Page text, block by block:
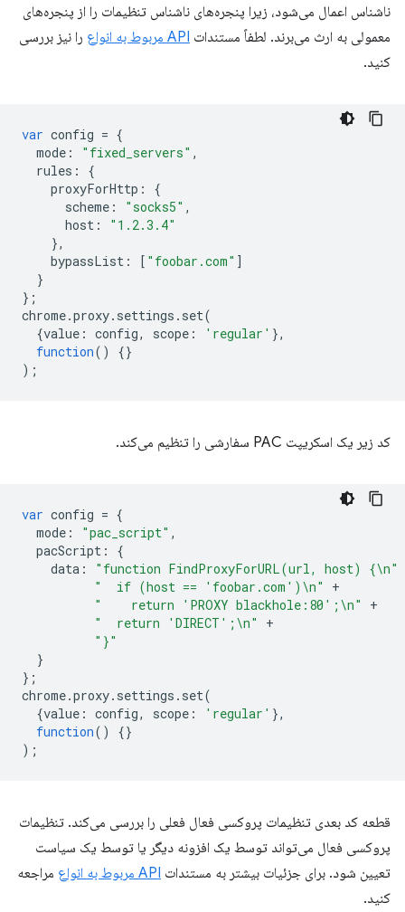
ناشناس اعمال می‌شود، زیرا پنجره‌های ناشناس تنظیمات را از پنجره‌های
معمولی به ارث می‌برند. لطفاً مستندات API مربوط به انواع
را نیز بررسی
کنید.
var config = {
mode : "fixed_servers" ,
rules :
{
proxyForHttp :
{
scheme : "socks5" ,
host :
"1.2.3.4"
},
bypassList : [ "foobar.com" ]
}
};
chrome.proxy. settings . set(
{value : config, scope : 'regular' },
function()
{}
);
کد زیر یک اسکریپت PAC سفارشی را تنظیم می‌کند.
var config = {
mode : "pac_script" ,
pacScript :
{
data :
"function FindProxyForURL(url, host) {\n"
"  if (host == 'foobar.com')\n"
+
"    return 'PROXY blackhole:80';\n"
+
"  return 'DIRECT';\n"
+
"}"
}
};
chrome.proxy. settings . set(
{value : config, scope : 'regular' },
function()
{}
);
قطعه کد بعدی تنظیمات پروکسی فعال فعلی را بررسی می‌کند. تنظیمات
پروکسی فعال می‌تواند توسط یک افزونه دیگر یا توسط یک سیاست
تعیین شود. برای جزئیات بیشتر به مستندات API مربوط به انواع
مراجعه
کنید.